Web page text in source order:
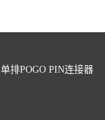
单排POGO PIN连接器